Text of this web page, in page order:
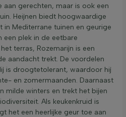
aan gerechten, maar is ook een
Heijnen biedt hoogwaardige
in Mediterrane tuinen en geurige
plek in de eetbare
terras, Rozemarijn is een
aandacht trekt. De voordelen
is droogtetolerant, waardoor hij
en zomermaanden. Daarnaast
milde winters en trekt het bijen
Als keukenkruid is
het een heerlijke geur toe aan